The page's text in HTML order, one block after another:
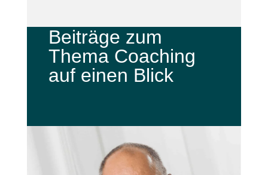
Beiträge zum
Thema Coaching
auf einen Blick